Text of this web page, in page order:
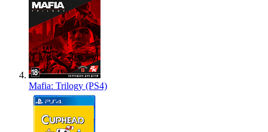
Mafia: Trilogy (PS4)